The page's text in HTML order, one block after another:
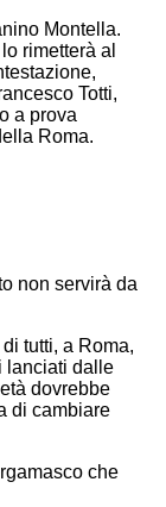
Montella.
rimetterà al
Totti,
a prova
Roma.
non servirà da
tutti, a Roma,
lanciati dalle
dovrebbe
di cambiare
che